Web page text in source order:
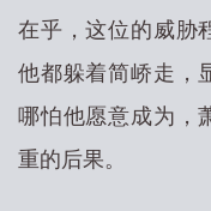
在乎，这位的威胁
他都躲着简峤走，
哪怕他愿意成为，
重的后果。